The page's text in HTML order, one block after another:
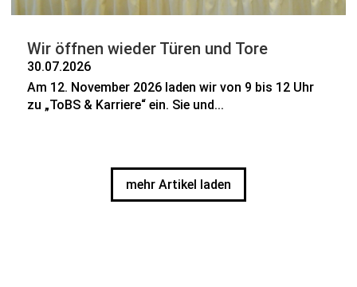
Wir öffnen wieder Türen und Tore
30.07.2026
Am 12. November 2026 laden wir von 9 bis 12 Uhr
zu „ToBS & Karriere“ ein. Sie und...
mehr Artikel laden